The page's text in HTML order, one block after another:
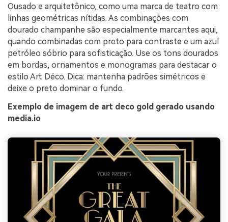
Ousado e arquitetônico, como uma marca de teatro com
linhas geométricas nítidas. As combinações com
dourado champanhe são especialmente marcantes aqui,
quando combinadas com preto para contraste e um azul
petróleo sóbrio para sofisticação. Use os tons dourados
em bordas, ornamentos e monogramas para destacar o
estilo Art Déco. Dica: mantenha padrões simétricos e
deixe o preto dominar o fundo.
Exemplo de imagem de art deco gold gerado usando
media.io